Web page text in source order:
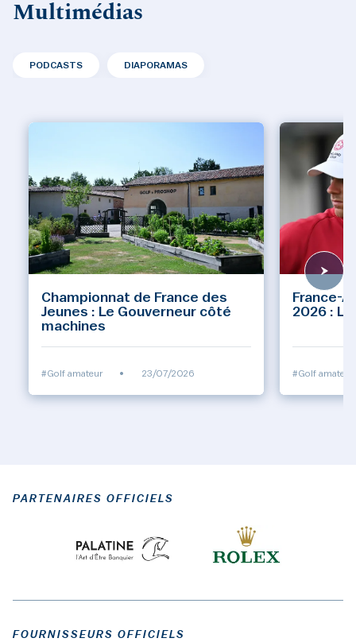
Multimédias
PODCASTS DIAPORAMAS
Championnat de France des
Jeunes : Le Gouverneur côté
machines
#Golf amateur • 23/07/2026
France-
2026 :
#Golf amateur
PARTENAIRES OFFICIELS
FOURNISSEURS OFFICIELS